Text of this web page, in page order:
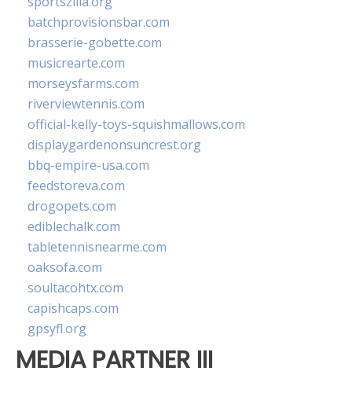
batchprovisionsbar.com
brasserie-gobette.com
musicrearte.com
morseysfarms.com
riverviewtennis.com
official-kelly-toys-squishmallows.com
displaygardenonsuncrest.org
bbq-empire-usa.com
feedstoreva.com
drogopets.com
ediblechalk.com
tabletennisnearme.com
oaksofa.com
soultacohtx.com
capishcaps.com
gpsyfl.org
MEDIA PARTNER III